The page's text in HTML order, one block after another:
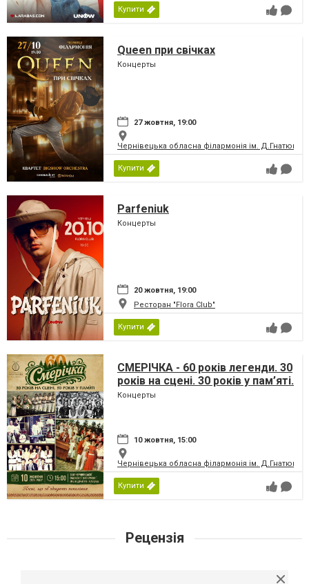
Купити
Queen при свічках
Концерты
27 жовтня, 19:00
Чернівецька обласна філармонія ім. Д.Гнатюка
Купити
Parfeniuk
Концерты
20 жовтня, 19:00
Ресторан "Flora Club"
Купити
СМЕРІЧКА - 60 років легенди. 30
років на сцені. 30 років у пам’яті.
Концерты
10 жовтня, 15:00
Чернівецька обласна філармонія ім. Д.Гнатюка
Купити
Рецензія